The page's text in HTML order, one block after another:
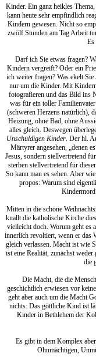
Kinder. Ein ganz heikles
kann heute sehr empfindlich
Kindern gewesen. Nicht so
zwölf Stunden am Tag Arbeit
Es
Darf ich Sie etwas fragen?
Kindern vergreift? Oder ein
ich weiter fragen? Was ekelt Sie
nur um die Kinder. Mit
fotografieren und das Bild ins
was für ein toller
(schweren Herzens natürlich),
Heizung, ohne Bad, ohne
alles gleich. Deswegen
Unschuldigen Kinder. Der hl.
Märtyrer angesehen, „denen
Jesus, sondern stellvertretend
sterben stellvertretend für
So kann man es sehen. Aber
propos: Warum sind
Mitten in die schöne
knallt die katholische Kirche
vielleicht doch. Worum geht es
innerlich revoltiert, wenn er das
gleich verlassen. Macht ist wie
ist eine Realität, zunächst
die
Die Macht, die die
geschichtlich erwiesen vor
geht aber auch um die Macht
nichts: Das göttliche Kind ist
Kinder in Bethlehem der
Es gibt in dem Komplex
Ohnmächtigen,